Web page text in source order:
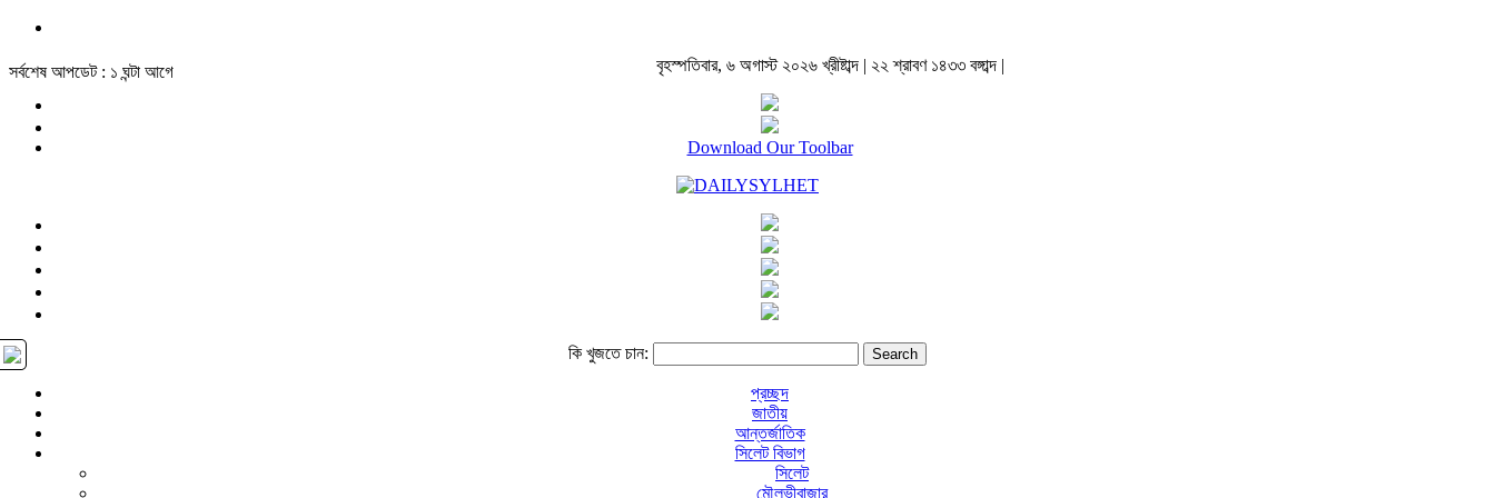
সর্বশেষ আপডেট : ১ ঘন্টা আগে বৃহস্পতিবার, ৬ অগাস্ট ২০২৬ খ্রীষ্টাব্দ | ২২ শ্রাবণ ১৪৩৩ বঙ্গাব্দ |
Download Our Toolbar
কি খুজতে চান:
প্রচ্ছদ
জাতীয়
আন্তর্জাতিক
সিলেট বিভাগ
সিলেট
মৌলভীবাজার